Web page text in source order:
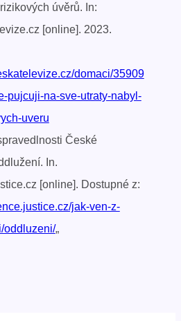
úvěrů. In:
[online]. 2023.
domaci/35909
pujcuji-na-sve-utraty-nabyl-
uveru
České
In.
[online]. Dostupné z:
jak-ven-z-
oddluzeni/„